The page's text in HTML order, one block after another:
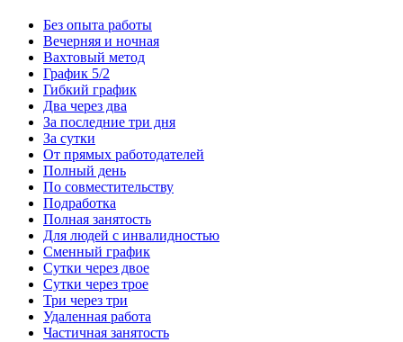
Без опыта работы
Вечерняя и ночная
Вахтовый метод
График 5/2
Гибкий график
Два через два
За последние три дня
За сутки
От прямых работодателей
Полный день
По совместительству
Подработка
Полная занятость
Для людей с инвалидностью
Сменный график
Сутки через двое
Сутки через трое
Три через три
Удаленная работа
Частичная занятость